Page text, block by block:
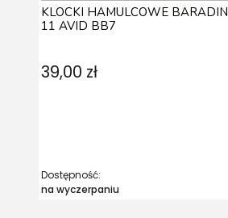
KLOCKI HAMULCOWE
11 AVID BB7
39,00 zł
Dostępność:
na wyczerpaniu